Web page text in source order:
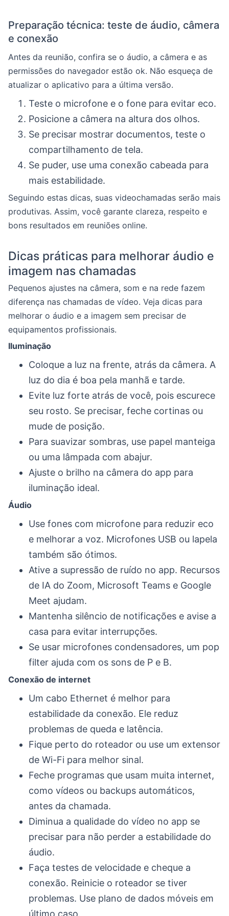
Preparação técnica: teste de áudio, câmera
e conexão
Antes da reunião, confira se o áudio, a câmera e as
permissões do navegador estão ok. Não esqueça de
atualizar o aplicativo para a última versão.
Teste o microfone e o fone para evitar eco.
Posicione a câmera na altura dos olhos.
Se precisar mostrar documentos, teste o
compartilhamento de tela.
Se puder, use uma conexão cabeada para
mais estabilidade.
Seguindo estas dicas, suas videochamadas serão mais
produtivas. Assim, você garante clareza, respeito e
bons resultados em reuniões online.
Dicas práticas para melhorar áudio e
imagem nas chamadas
Pequenos ajustes na câmera, som e na rede fazem
diferença nas chamadas de vídeo. Veja dicas para
melhorar o áudio e a imagem sem precisar de
equipamentos profissionais.
Iluminação
Coloque a luz na frente, atrás da câmera. A
luz do dia é boa pela manhã e tarde.
Evite luz forte atrás de você, pois escurece
seu rosto. Se precisar, feche cortinas ou
mude de posição.
Para suavizar sombras, use papel manteiga
ou uma lâmpada com abajur.
Ajuste o brilho na câmera do app para
iluminação ideal.
Áudio
Use fones com microfone para reduzir eco
e melhorar a voz. Microfones USB ou lapela
também são ótimos.
Ative a supressão de ruído no app. Recursos
de IA do Zoom, Microsoft Teams e Google
Meet ajudam.
Mantenha silêncio de notificações e avise a
casa para evitar interrupções.
Se usar microfones condensadores, um pop
filter ajuda com os sons de P e B.
Conexão de internet
Um cabo Ethernet é melhor para
estabilidade da conexão. Ele reduz
problemas de queda e latência.
Fique perto do roteador ou use um extensor
de Wi-Fi para melhor sinal.
Feche programas que usam muita internet,
como vídeos ou backups automáticos,
antes da chamada.
Diminua a qualidade do vídeo no app se
precisar para não perder a estabilidade do
áudio.
Faça testes de velocidade e cheque a
conexão. Reinicie o roteador se tiver
problemas. Use plano de dados móveis em
último caso.